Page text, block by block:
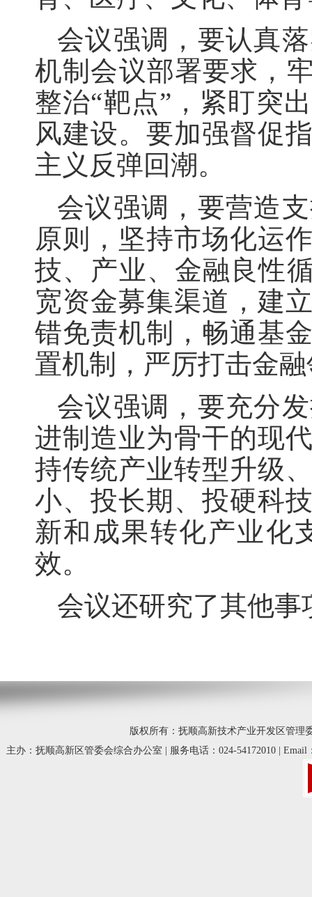
会议强调，要认真
机制会议部署要求，
整治“靶点”，紧盯突
风建设。要加强督促
主义反弹回潮。
会议强调，要营造
原则，坚持市场化运
技、产业、金融良性
宽资金募集渠道，建
错免责机制，畅通基
置机制，严厉打击金
会议强调，要充分
进制造业为骨干的现
持传统产业转型升级
小、投长期、投硬科
新和成果转化产业化
效。
会议还研究了其他事
版权所有：抚顺高新技术产业开发区管理
主办：抚顺高新区管委会综合办公室 | 服务电话：024-54172010 | Email